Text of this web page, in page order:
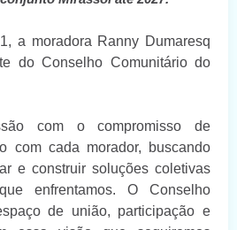
a moradora Ranny Dumaresq
do Conselho Comunitário do
com o compromisso de
com cada morador, buscando
e construir soluções coletivas
enfrentamos. O Conselho
de união, participação e